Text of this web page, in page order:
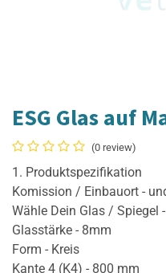
ESG Glas auf
(0 review)
1. Produktspezifikation
Komission / Einbauort -
Wähle Dein Glas / Spiegel
Glasstärke - 8mm
Form - Kreis
Kante 4 (K4) - 800 mm